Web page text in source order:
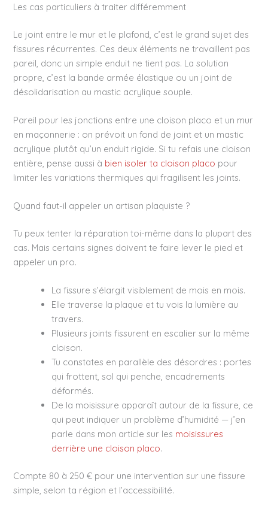
Les cas particuliers à traiter différemment
Le joint entre le mur et le plafond, c’est le grand sujet des
fissures récurrentes. Ces deux éléments ne travaillent pas
pareil, donc un simple enduit ne tient pas. La solution
propre, c’est la bande armée élastique ou un joint de
désolidarisation au mastic acrylique souple.
Pareil pour les jonctions entre une cloison placo et un mur
en maçonnerie : on prévoit un fond de joint et un mastic
acrylique plutôt qu’un enduit rigide. Si tu refais une cloison
entière, pense aussi à bien isoler ta cloison placo pour
limiter les variations thermiques qui fragilisent les joints.
Quand faut-il appeler un artisan plaquiste ?
Tu peux tenter la réparation toi-même dans la plupart des
cas. Mais certains signes doivent te faire lever le pied et
appeler un pro.
La fissure s’élargit visiblement de mois en mois.
Elle traverse la plaque et tu vois la lumière au
travers.
Plusieurs joints fissurent en escalier sur la même
cloison.
Tu constates en parallèle des désordres : portes
qui frottent, sol qui penche, encadrements
déformés.
De la moisissure apparaît autour de la fissure, ce
qui peut indiquer un problème d’humidité — j’en
parle dans mon article sur les moisissures
derrière une cloison placo.
Compte 80 à 250 € pour une intervention sur une fissure
simple, selon ta région et l’accessibilité.